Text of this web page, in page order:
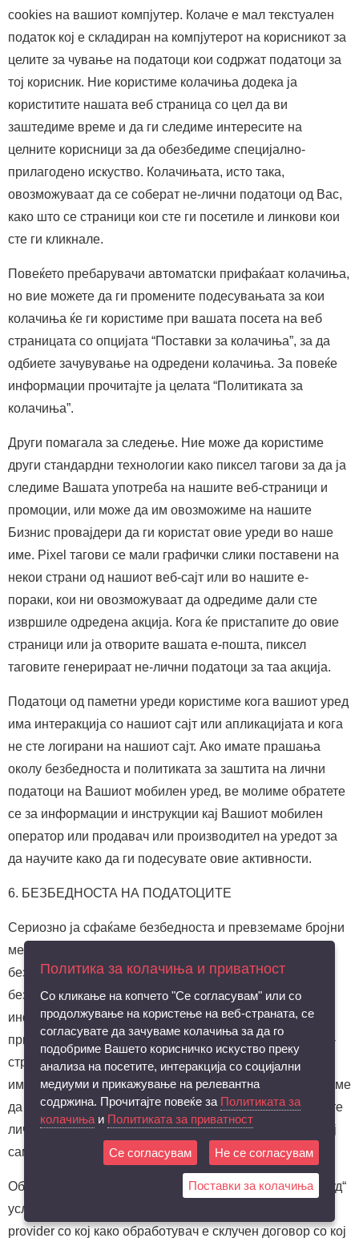
cookies на вашиот компјутер. Колаче е мал текстуален
податок кој е складиран на компјутерот на корисникот за
целите за чување на податоци кои содржат податоци за
тој корисник. Ние користиме колачиња додека ја
користитите нашата веб страница со цел да ви
заштедиме време и да ги следиме интересите на
целните корисници за да обезбедиме специјално-
прилагодено искуство. Колачињата, исто така,
овозможуваат да се соберат не-лични податоци од Вас,
како што се страници кои сте ги посетиле и линкови кои
сте ги кликнале.
Повеќето пребарувачи автоматски прифаќаат колачиња,
но вие можете да ги промените подесувањата за кои
колачиња ќе ги користиме при вашата посета на веб
страницата со опцијата “Поставки за колачиња”, за да
одбиете зачувување на одредени колачиња. За повеќе
информации прочитајте ја целата “Политиката за
колачиња”.
Други помагала за следење. Ние може да користиме
други стандардни технологии како пиксел тагови за да ја
следиме Вашата употреба на нашите веб-страници и
промоции, или може да им овозможиме на нашите
Бизнис провајдери да ги користат овие уреди во наше
име. Pixel тагови се мали графички слики поставени на
некои страни од нашиот веб-сајт или во нашите е-
пораки, кои ни овозможуваат да одредиме дали сте
извршиле одредена акција. Кога ќе пристапите до овие
страници или ја отворите вашата е-пошта, пиксел
таговите генерираат не-лични податоци за таа акција.
Податоци од паметни уреди користиме кога вашиот уред
има интеракција со нашиот сајт или апликацијата и кога
не сте логирани на нашиот сајт. Ако имате прашања
околу безбедноста и политиката за заштита на лични
податоци на Вашиот мобилен уред, ве молиме обратете
се за информации и инструкции кај Вашиот мобилен
оператор или продавач или производител на уредот за
да научите како да ги подесувате овие активности.
6. БЕЗБЕДНОСТА НА ПОДАТОЦИТЕ
Сериозно ја сфаќаме безбедноста и превземаме бројни
мерки на претпазливост со цел да се заштити
безбедноста на лични податоци. Се користи HTTPS
безбедносен протокол при обработка и пренос на
информациите до нашите сервери. Вие можете да
пристапите до Вашите лични податоци на нашата веб-
страна со внесување на Вашата лозинка и корисничко
име. Оваа лозинка е шифрирана. Ние Ви препорачуваме
да не ја споделувате вашата лозинка со никого. Вашите
лични податоци се зачувани на заштитен сервер до кој
само ние имаме пристап.
Oбработката на личните податоци се врши преку „клауд“
услуга која е обезбедена преку „аутсорсинг“ cloud
provider со кој како обработувач е склучен договор со кој
Политика за колачиња и приватност
Со кликање на копчето "Се согласувам" или со
продолжување на користење на веб-страната, се
согласувате да зачуваме колачиња за да го
подобриме Вашето корисничко искуство преку
анализа на посетите, интеракција со социјални
медиуми и прикажување на релевантна
содржина. Прочитајте повеќе за Политиката за
колачиња и Политиката за приватност
Се согласувам Не се согласувам
Поставки за колачиња